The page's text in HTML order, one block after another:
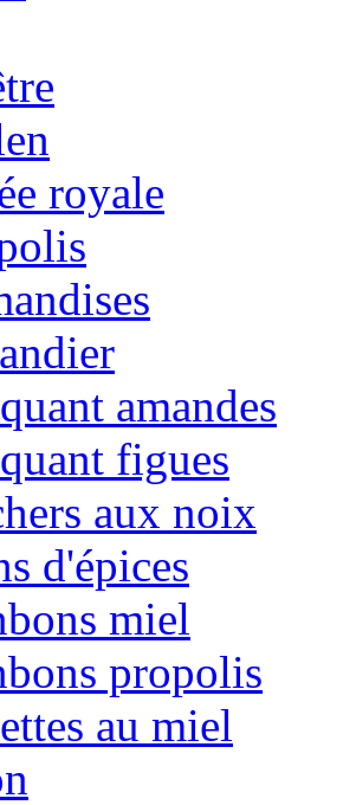
royale
amandes
figues
aux noix
d'épices
miel
propolis
au miel